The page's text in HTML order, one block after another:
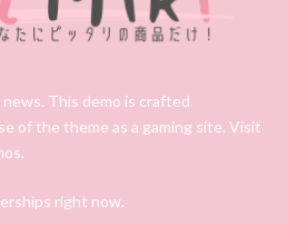
This demo is crafted
of the theme as a gaming site. Visit
right now.